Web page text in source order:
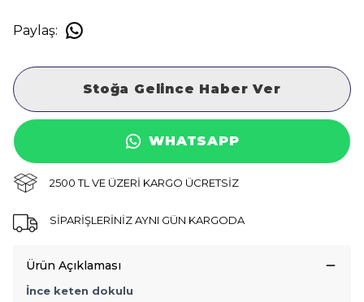
Paylaş:
Stoğa Gelince Haber Ver
WHATSAPP
2500 TL VE ÜZERİ KARGO ÜCRETSİZ
SİPARİŞLERİNİZ AYNI GÜN KARGODA
Ürün Açıklaması
İnce keten dokulu